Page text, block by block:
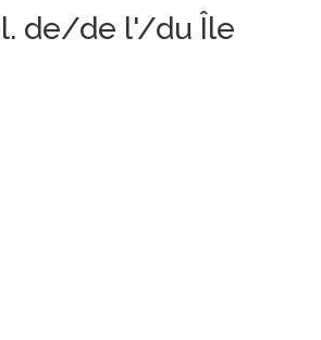
de/de l'/du Île